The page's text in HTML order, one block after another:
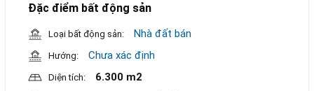
Đặc điểm bất động sản
Loại bất động sản: Nhà đất bán
Hướng: Chưa xác định
Diện tích: 6.300 m2